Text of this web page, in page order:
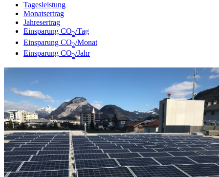
Tagesleistung
Monatsertrag
Jahresertrag
Einsparung CO2/Tag
Einsparung CO2/Monat
Einsparung CO2/Jahr